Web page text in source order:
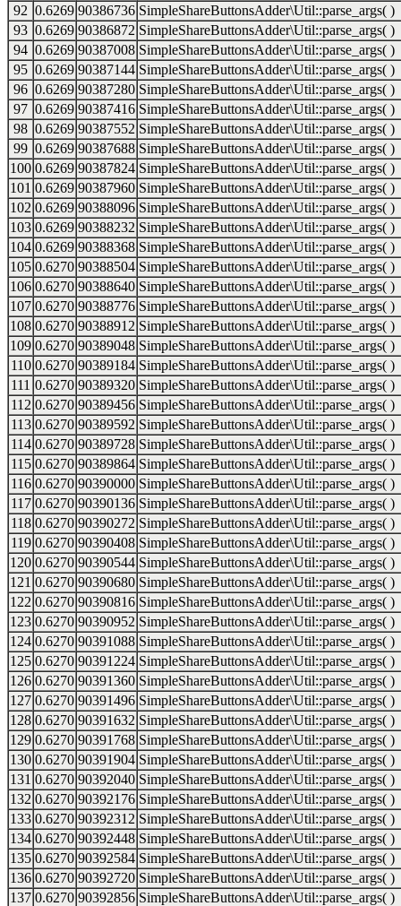
92 0.6269 90386736 SimpleShareButtonsAdder\Util::parse_args( )
93 0.6269 90386872 SimpleShareButtonsAdder\Util::parse_args( )
94 0.6269 90387008 SimpleShareButtonsAdder\Util::parse_args( )
95 0.6269 90387144 SimpleShareButtonsAdder\Util::parse_args( )
96 0.6269 90387280 SimpleShareButtonsAdder\Util::parse_args( )
97 0.6269 90387416 SimpleShareButtonsAdder\Util::parse_args( )
98 0.6269 90387552 SimpleShareButtonsAdder\Util::parse_args( )
99 0.6269 90387688 SimpleShareButtonsAdder\Util::parse_args( )
100 0.6269 90387824 SimpleShareButtonsAdder\Util::parse_args( )
101 0.6269 90387960 SimpleShareButtonsAdder\Util::parse_args( )
102 0.6269 90388096 SimpleShareButtonsAdder\Util::parse_args( )
103 0.6269 90388232 SimpleShareButtonsAdder\Util::parse_args( )
104 0.6269 90388368 SimpleShareButtonsAdder\Util::parse_args( )
105 0.6270 90388504 SimpleShareButtonsAdder\Util::parse_args( )
106 0.6270 90388640 SimpleShareButtonsAdder\Util::parse_args( )
107 0.6270 90388776 SimpleShareButtonsAdder\Util::parse_args( )
108 0.6270 90388912 SimpleShareButtonsAdder\Util::parse_args( )
109 0.6270 90389048 SimpleShareButtonsAdder\Util::parse_args( )
110 0.6270 90389184 SimpleShareButtonsAdder\Util::parse_args( )
111 0.6270 90389320 SimpleShareButtonsAdder\Util::parse_args( )
112 0.6270 90389456 SimpleShareButtonsAdder\Util::parse_args( )
113 0.6270 90389592 SimpleShareButtonsAdder\Util::parse_args( )
114 0.6270 90389728 SimpleShareButtonsAdder\Util::parse_args( )
115 0.6270 90389864 SimpleShareButtonsAdder\Util::parse_args( )
116 0.6270 90390000 SimpleShareButtonsAdder\Util::parse_args( )
117 0.6270 90390136 SimpleShareButtonsAdder\Util::parse_args( )
118 0.6270 90390272 SimpleShareButtonsAdder\Util::parse_args( )
119 0.6270 90390408 SimpleShareButtonsAdder\Util::parse_args( )
120 0.6270 90390544 SimpleShareButtonsAdder\Util::parse_args( )
121 0.6270 90390680 SimpleShareButtonsAdder\Util::parse_args( )
122 0.6270 90390816 SimpleShareButtonsAdder\Util::parse_args( )
123 0.6270 90390952 SimpleShareButtonsAdder\Util::parse_args( )
124 0.6270 90391088 SimpleShareButtonsAdder\Util::parse_args( )
125 0.6270 90391224 SimpleShareButtonsAdder\Util::parse_args( )
126 0.6270 90391360 SimpleShareButtonsAdder\Util::parse_args( )
127 0.6270 90391496 SimpleShareButtonsAdder\Util::parse_args( )
128 0.6270 90391632 SimpleShareButtonsAdder\Util::parse_args( )
129 0.6270 90391768 SimpleShareButtonsAdder\Util::parse_args( )
130 0.6270 90391904 SimpleShareButtonsAdder\Util::parse_args( )
131 0.6270 90392040 SimpleShareButtonsAdder\Util::parse_args( )
132 0.6270 90392176 SimpleShareButtonsAdder\Util::parse_args( )
133 0.6270 90392312 SimpleShareButtonsAdder\Util::parse_args( )
134 0.6270 90392448 SimpleShareButtonsAdder\Util::parse_args( )
135 0.6270 90392584 SimpleShareButtonsAdder\Util::parse_args( )
136 0.6270 90392720 SimpleShareButtonsAdder\Util::parse_args( )
137 0.6270 90392856 SimpleShareButtonsAdder\Util::parse_args( )